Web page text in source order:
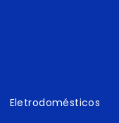
Eletrodomésticos